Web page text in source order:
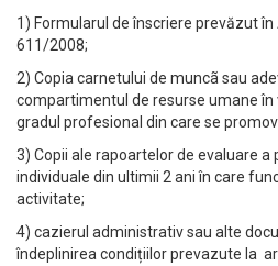
1) Formularul de înscriere prevăzut în
611/2008;
2) Copia carnetului de muncã sau
compartimentul de resurse umane
gradul profesional din care se
3) Copii ale rapoartelor de evaluare
individuale din ultimii 2 ani în care
activitate;
4) cazierul administrativ sau alte
îndeplinirea condițiilor prevazute la